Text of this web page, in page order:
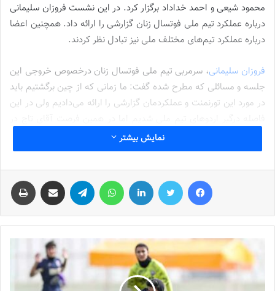
محمود شیعی و احمد خداداد برگزار کرد. در این نشست فروزان سلیمانی
درباره عملکرد تیم ملی فوتسال زنان گزارشی را ارائه داد. همچنین اعضا
درباره عملکرد تیم‌های مختلف ملی نیز تبادل نظر کردند.
فروزان سلیمانی، سرمربی تیم ملی فوتسال زنان درخصوص خروجی این
جلسه و مسائلی که مطرح شده گفت: ما زمانی که از چین برگشتیم باید
در مورد این تورنمنت و عملکردمان گزارشی را ارائه می‌دادیم ولی در این
اردوی تیم ملی حاضر شدند و نظاره‌گر بخشی از تمرین بودند.
وی افزود: تاج با حضور در اردو از شرایط تمرین سوال کرد و با بازیکنان
صحبت داشت. این کار رئیس فدراسیون فوتبال برای بازیکنان و تیم
خیلی روحیه بخش بود. بعد از آن ما یک جلسه با دبیر کل فدراسیون
داشتیم که ممبینی در آن جلسه مشکلات تیم را پرسیدند و برای بهتر
شدن وضعیت و برطرف شدن نیازهای تیم که شامل یکسری امکانات
می‌شود به ما قول حمایت دادند.
نوشته های مشابه
نمایش بیشتر